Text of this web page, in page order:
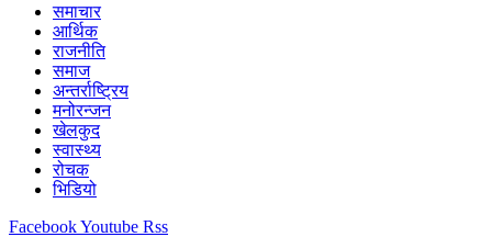
समाचार
आर्थिक
राजनीति
समाज
अन्तर्राष्ट्रिय
मनोरन्जन
खेलकुद
स्वास्थ्य
रोचक
भिडियो
FacebookYoutube Rss